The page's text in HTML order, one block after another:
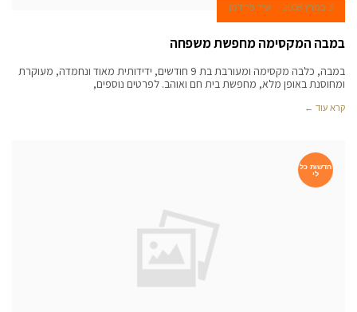
3 במרץ 2008 שיר פרידמן
במבה המקסימה מחפשת משפחה
במבה, כלבה מקסימה ומעורבת בת 9 חודשים, ידידותית מאוד ונחמדה, מעוקרת
ומחוסנת באופן מלא, מחפשת בית חם ואוהב. לפרטים נוספים,
קרא עוד ←
חדשות כל
לי